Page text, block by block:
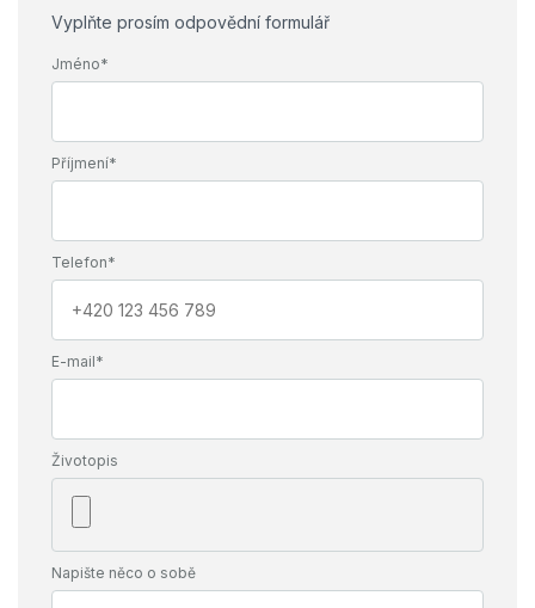
Vyplňte prosím odpovědní formulář
Jméno*
Příjmení*
Telefon*
E-mail*
Životopis
Napište něco o sobě